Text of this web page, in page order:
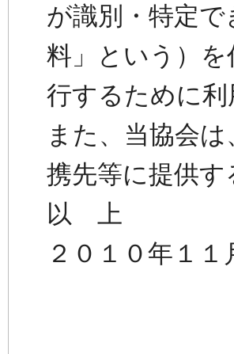
が識別・特定
料」という）
行するために
また、当協会
携先等に提供
以 上
２０１０年１